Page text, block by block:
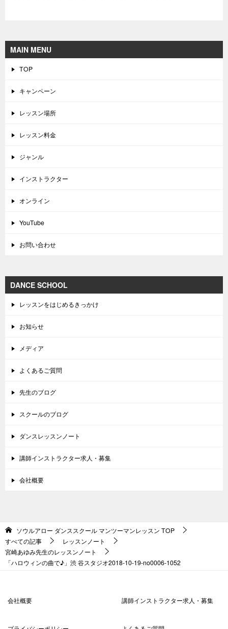
MAIN MENU
TOP
キャンペーン
レッスン場所
レッスン料金
ジャンル
インストラクター
オンライン
YouTube
お問い合わせ
DANCE SCHOOL
レッスンをはじめるきっかけ
お知らせ
メディア
よくあるご質問
先生のブログ
スクールのブログ
ダンスレッスンノート
講師インストラクター求人・募集
会社概要
ソウルアロー ダンススクール マンツーマンレッスン TOP
すべての記事
レッスンノート
宮崎あゆみ先生のレッスンノート
「ハロウィンの曲で♪」渋 谷スタジオ2018-10-19-no0006-1052
会社概要 講師インストラクター求人・募集